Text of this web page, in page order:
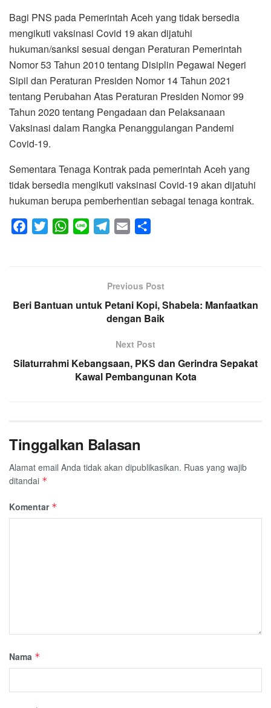
Bagi PNS pada Pemerintah Aceh yang tidak bersedia
mengikuti vaksinasi Covid 19 akan dijatuhi
hukuman/sanksi sesuai dengan Peraturan Pemerintah
Nomor 53 Tahun 2010 tentang Disiplin Pegawai Negeri
Sipil dan Peraturan Presiden Nomor 14 Tahun 2021
tentang Perubahan Atas Peraturan Presiden Nomor 99
Tahun 2020 tentang Pengadaan dan Pelaksanaan
Vaksinasi dalam Rangka Penanggulangan Pandemi
Covid-19.
Sementara Tenaga Kontrak pada pemerintah Aceh yang
tidak bersedia mengikuti vaksinasi Covid-19 akan dijatuhi
hukuman berupa pemberhentian sebagai tenaga kontrak.
o
e
W
A
g
r
a
l
e
Previous Post
Beri Bantuan untuk Petani Kopi, Shabela: Manfaatkan
dengan Baik
Next Post
Silaturrahmi Kebangsaan, PKS dan Gerindra Sepakat
Kawal Pembangunan Kota
Tinggalkan Balasan
Alamat email Anda tidak akan dipublikasikan. Ruas yang wajib
ditandai *
Komentar *
Nama *